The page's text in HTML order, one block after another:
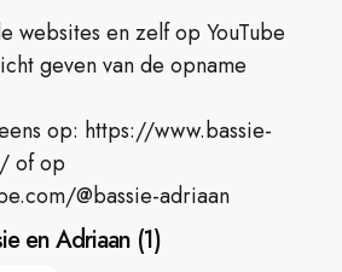
websites en zelf op YouTube
geven van de opname
op: https://www.bassie-
of op
@bassie-adriaan
en Adriaan (1)